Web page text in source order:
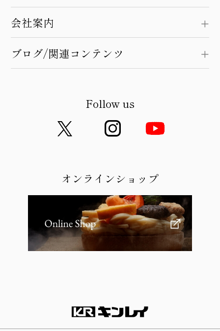
会社案内
ブログ/関連コンテンツ
Follow us
オンラインショップ